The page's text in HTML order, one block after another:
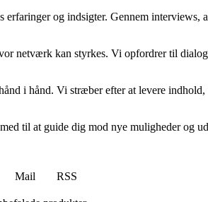
og indsigter. Gennem interviews,
netværk kan styrkes. Vi opfordrer til
i hånd. Vi stræber efter at levere
til at guide dig mod nye muligheder og
Mail
RSS